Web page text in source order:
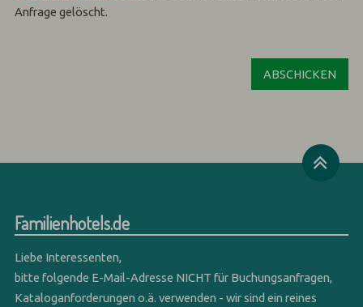
Anfrage gelöscht.
Familienhotels.de
Liebe Interessenten,
bitte folgende E-Mail-Adresse NICHT für Buchungsanfragen,
Kataloganforderungen o.ä. verwenden - wir sind ein reines